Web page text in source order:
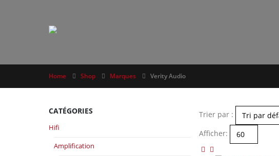
Home Shop Marques Verity Audio
Trier par :
Afficher:
CATÉGORIES
Hifi
Amplification